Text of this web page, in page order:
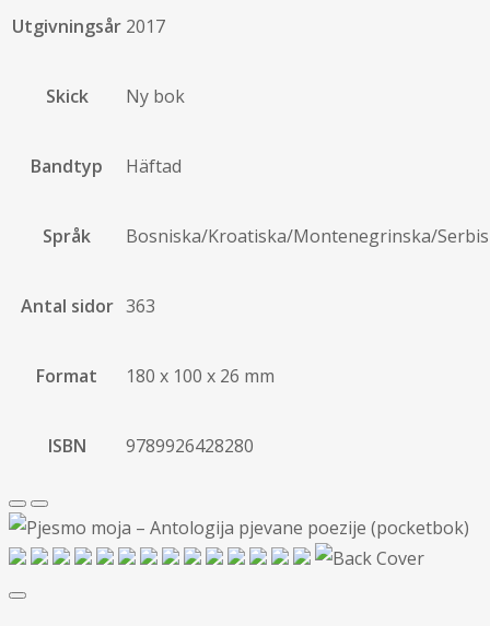
Utgivningsår 2017
Skick Ny bok
Bandtyp Häftad
Språk Bosniska/Kroatiska/Montenegrinska/
Antal sidor 363
Format 180 x 100 x 26 mm
ISBN 9789926428280